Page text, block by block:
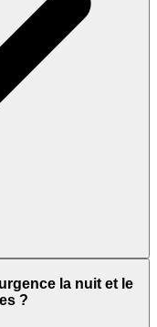
la nuit et le
?